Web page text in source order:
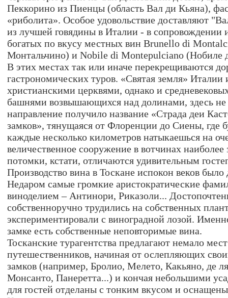
Пеккорино из Пиенцы (область Вал ди Кьяна),
«риболита». Особое удовольствие доставляют
из лучшей говядины в Италии - в сопровождении
богатых по вкусу местных вин Brunello di
Монтальчино) и Nobile di Montepulciano (Нобиле
В этих местах так или иначе перекрещиваются
гастрономических туров. «Святая земля» Италии
христианскими церквями, однако и
башнями возвышающихся над долинами, здесь
направление получило название «Страда деи
замков», тянущаяся от Флоренции до Сиены, где
каждые несколько километров натыкаешься на
величественное сооружение в вотчинах
потомки, кстати, отличаются удивительным
Производство вина в Тоскане испокон веков
Недаром самые громкие аристократические
виноделием – Антинори, Риказоли...
собственноручно трудились на собственных
экспериментировали с виноградной лозой.
замке есть собственные неповторимые вина.
Тосканские турагентства предлагают немало
путешественников, начиная от ослепляющих
замков (например, Бролио, Мелето, Какьяно, де
Монсанто, Панеретта...) и кончая небольшими
для гостей отделаны с тонким вкусом и